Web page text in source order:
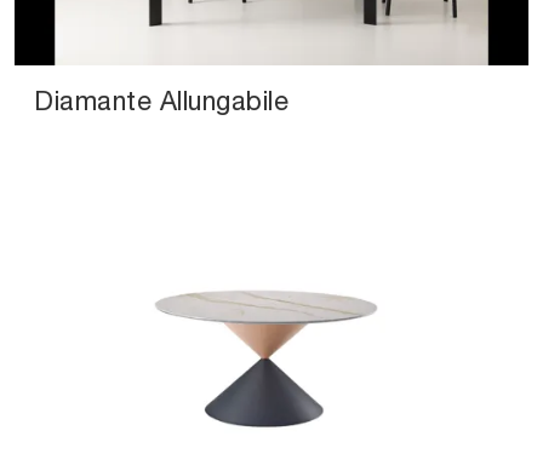
Diamante Allungabile